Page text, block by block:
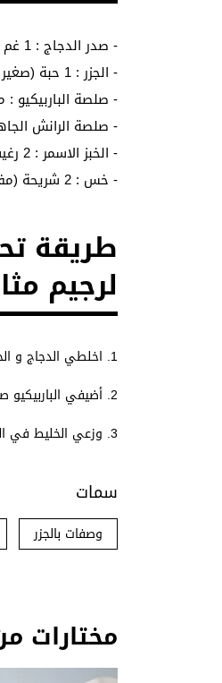
- صدر الدجاج : 1 غم (مسلوق ومفروم)
- الجزر : 1 حبة (صغير الحجم / مبشور)
- صلصة الباربيكيو :
- صلصة الرانش
- الخبز الاسمر : 2 رغيف (خبز للساندويشات)
- خس : 2 شريحة (مفروم)
طريقة
لرجيم
1. اخلطي الدجاج و
2. أ ضيفي
3. وزعي الخليط في
سمات
وصفات بالجزر
مختارات